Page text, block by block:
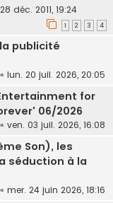
déc. 2011, 19:24
1 2 3 4
publicité
« lun. 20 juil. 2026, 20:05
for
06/2026
« ven. 03 juil. 2026, 16:08
Son), les
séduction à la
« mer. 24 juin 2026, 18:16